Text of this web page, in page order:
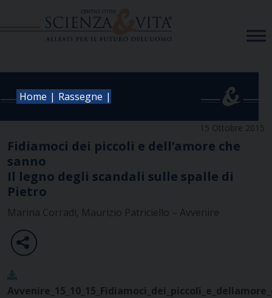
Home | Rassegne |
15 Ottobre 2015
Fidiamoci dei piccoli e dell’amore che
sanno
Il legno degli scandali sulle spalle di
Pietro
Marina Corradi, Maurizio Patriciello – Avvenire